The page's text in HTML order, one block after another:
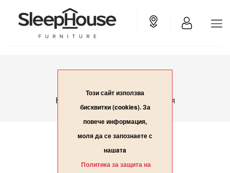
Начало Вход/Регистрация
Този сайт използва
бисквитки (cookies). За
повече информация,
моля да се запознаете с
нашaтa
Политика за защита на